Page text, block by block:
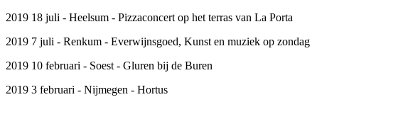
2019 18 juli - Heelsum - Pizzaconcert op het terras van La Porta
2019 7 juli - Renkum - Everwijnsgoed, Kunst en muziek op zondag
2019 10 februari - Soest - Gluren bij de Buren
2019 3 februari - Nijmegen - Hortus